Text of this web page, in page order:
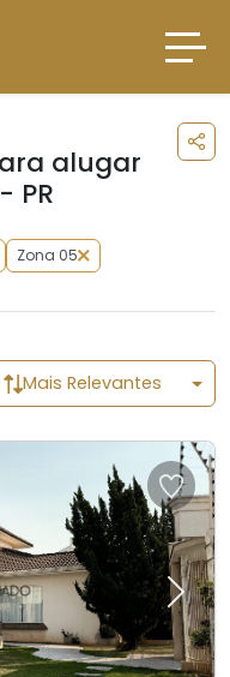
alugar
PR
Zona 05
Mais Relevantes
Next